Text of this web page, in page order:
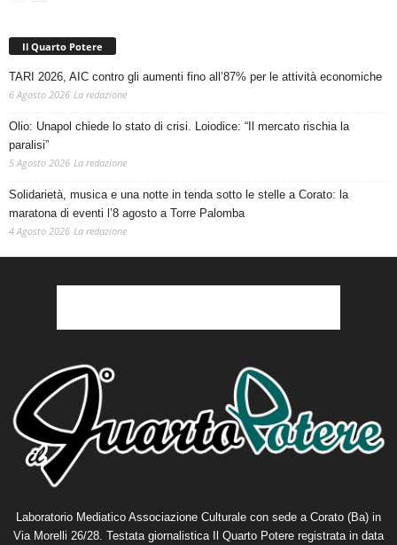
Il Quarto Potere
TARI 2026, AIC contro gli aumenti fino all’87% per le attività economiche
6 Agosto 2026 La redazione
Olio: Unapol chiede lo stato di crisi. Loiodice: “Il mercato rischia la
paralisi”
5 Agosto 2026 La redazione
Solidarietà, musica e una notte in tenda sotto le stelle a Corato: la
maratona di eventi l’8 agosto a Torre Palomba
4 Agosto 2026 La redazione
Laboratorio Mediatico Associazione Culturale con sede a Corato (Ba) in
Via Morelli 26/28. Testata giornalistica Il Quarto Potere registrata in data